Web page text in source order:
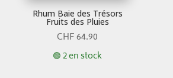
Rhum Baie des Trésors
Fruits des Pluies
CHF64.90
🟢 2 en stock